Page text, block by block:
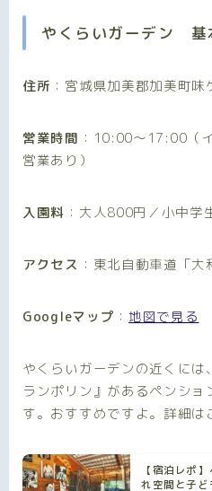
やくらいガーデン 基
住所 ：宮城県加美郡加美町
営業時間 ：10:00〜17:00（
営業あり）
入園料 ：大人800円／小中学
アクセス ：東北自動車道「
Googleマップ ： 地図で見る
やくらいガーデンの近くに
ランポリン』があるペンショ
す。おすすめですよ。詳細は
【宿泊レポ
れ空間と子